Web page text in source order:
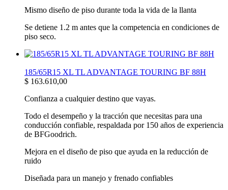
Mismo diseño de piso durante toda la vida de la llanta
Se detiene 1.2 m antes que la competencia en condiciones de
piso seco.
185/65R15 XL TL ADVANTAGE TOURING BF 88H
$ 163.610,00
Confianza a cualquier destino que vayas.
Todo el desempeño y la tracción que necesitas para una
conducción confiable, respaldada por 150 años de experiencia
de BFGoodrich.
Mejora en el diseño de piso que ayuda en la reducción de
ruido
Diseñada para un manejo y frenado confiables